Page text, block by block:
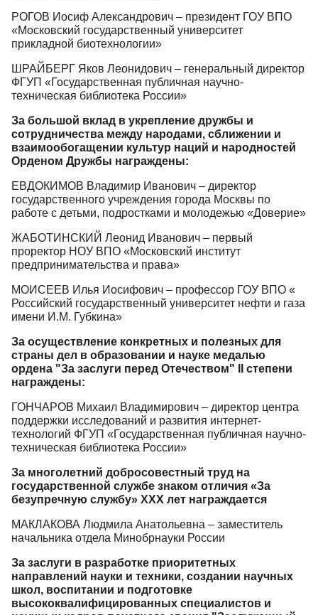
РОГОВ Иосиф Александрович – президент ГОУ ВПО
«Московский государственный университет
прикладной биотехнологии»
ШРАЙБЕРГ Яков Леонидович – генеральный директор
ФГУП «Государственная публичная научно-
техническая библиотека России»
За большой вклад в укрепление дружбы и
сотрудничества между народами, сближении и
взаимообогащении культур наций и народностей
Орденом Дружбы награждены:
ЕВДОКИМОВ Владимир Иванович – директор
государственного учреждения города Москвы по
работе с детьми, подростками и молодежью «Доверие»
ЖАБОТИНСКИЙ Леонид Иванович – первый
проректор НОУ ВПО «Московский институт
предпринимательства и права»
МОИСЕЕВ Илья Иосифович – профессор ГОУ ВПО «
Российский государственный университет нефти и газа
имени И.М. Губкина»
За осуществление конкретных и полезных для
страны дел в образовании и науке медалью
ордена "За заслуги перед Отечеством" II степени
награждены:
ГОНЧАРОВ Михаил Владимирович – директор центра
поддержки исследований и развития интернет-
технологий ФГУП «Государственная публичная научно-
техническая библиотека России»
За многолетний добросовестный труд на
государственной службе знаком отличия «За
безупречную службу» ХХХ лет награждается
МАКЛАКОВА Людмила Анатольевна – заместитель
начальника отдела Минобрнауки России
За заслуги в разработке приоритетных
направлений науки и техники, создании научных
школ, воспитании и подготовке
высококвалифицированных специалистов и